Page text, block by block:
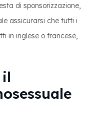
di sponsorizzazione,
assicurarsi che tutti i
in inglese o francese,